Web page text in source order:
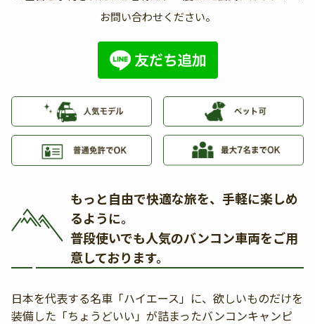
お問い合わせください。
もっと自由で快適な旅を、手軽に楽しめ
るように。
普段使いでも人気のバンコン車両をご用
意しております。
日本を代表する名車「ハイエース」に、欲しいものだけを
装備した「ちょうどいい」が詰まったバンコンキャンピ